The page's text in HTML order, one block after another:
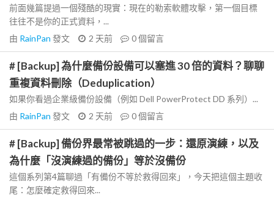
前面幾篇提過一個殘酷的現實：現在的勒索軟體攻擊，第一個目標
往往不是你的正式資料，...
由 RainPan 發文 2 天前 0個留言
# [Backup] 為什麼備份設備可以塞進 30 倍的資料？聊聊
重複資料刪除（Deduplication）
如果你看過企業級備份設備（例如 Dell PowerProtect DD 系列）...
由 RainPan 發文 2 天前 0個留言
# [Backup] 備份界最常被跳過的一步：還原演練，以及
為什麼「沒演練過的備份」等於沒備份
這個系列第4篇聊過「有備份不等於救得回來」，今天把這個主題收
尾：怎麼確定救得回來...